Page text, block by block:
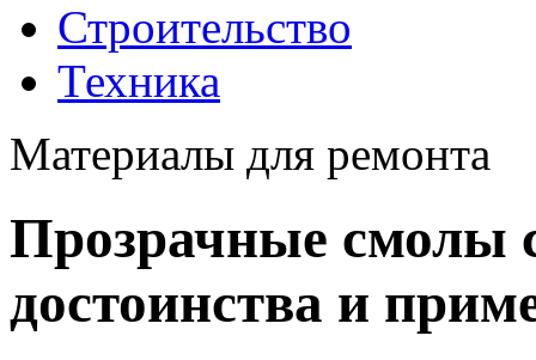
Строительство
Техника
Материалы для ремонта
Прозрачные смолы
достоинства и